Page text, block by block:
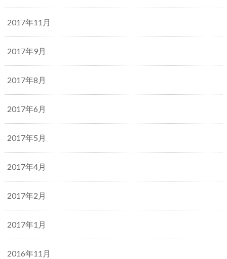
2017年11月
2017年9月
2017年8月
2017年6月
2017年5月
2017年4月
2017年2月
2017年1月
2016年11月